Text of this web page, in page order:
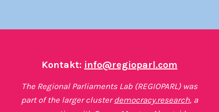
Kontakt: info@regioparl.com
The Regional Parliaments Lab (REGIOPARL) was
part of the larger clusterdemocracy.research, a